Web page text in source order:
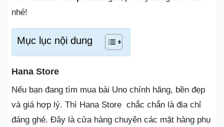
nhé!
Mục lục nội dung
Hana Store
Nếu bạn đang tìm mua bài Uno chính hãng, bền đẹp
và giá hợp lý. Thì Hana Store chắc chắn là địa chỉ
đáng ghé. Đây là cửa hàng chuyên các mặt hàng phụ